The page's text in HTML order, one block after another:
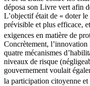
déposa son Livre vert afin
L’objectif était de « doter
prévisible et plus efficace,
exigences en matière de
Concrètement,
quatre mécanismes
niveaux de risque
gouvernement voulait
la participation citoyenne et